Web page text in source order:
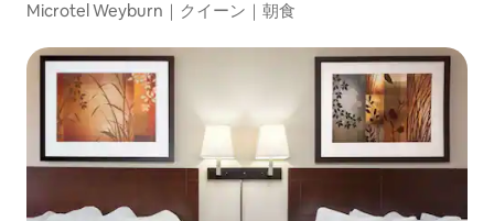
Microtel Weyburn｜クイーン｜朝食